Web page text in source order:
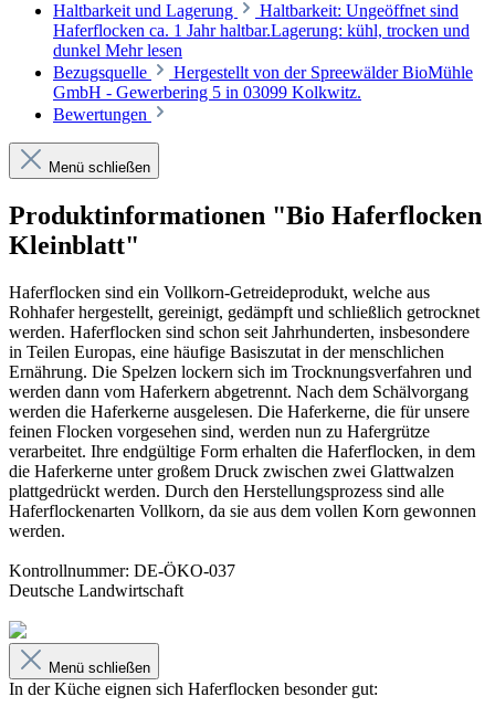
Haltbarkeit und Lagerung
Haltbarkeit: Ungeöffnet sind
Haferflocken ca. 1 Jahr haltbar.Lagerung: kühl, trocken und
dunkel Mehr lesen
Bezugsquelle
Hergestellt von der Spreewälder BioMühle
GmbH - Gewerbering 5 in 03099 Kolkwitz.
Bewertungen
Menü schließen
Produktinformationen "Bio Haferflocken
Kleinblatt"
Haferflocken sind ein Vollkorn-Getreideprodukt, welche aus
Rohhafer hergestellt, gereinigt, gedämpft und schließlich getrocknet
werden. Haferflocken sind schon seit Jahrhunderten, insbesondere
in Teilen Europas, eine häufige Basiszutat in der menschlichen
Ernährung. Die Spelzen lockern sich im Trocknungsverfahren und
werden dann vom Haferkern abgetrennt. Nach dem Schälvorgang
werden die Haferkerne ausgelesen. Die Haferkerne, die für unsere
feinen Flocken vorgesehen sind, werden nun zu Hafergrütze
verarbeitet. Ihre endgültige Form erhalten die Haferflocken, in dem
die Haferkerne unter großem Druck zwischen zwei Glattwalzen
plattgedrückt werden. Durch den Herstellungsprozess sind alle
Haferflockenarten Vollkorn, da sie aus dem vollen Korn gewonnen
werden.
Kontrollnummer: DE-ÖKO-037
Deutsche Landwirtschaft
Menü schließen
In der Küche eignen sich Haferflocken besonder gut: